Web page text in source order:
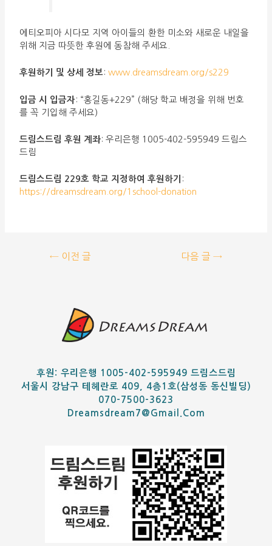
에티오피아 시다모 지역 아이들의 환한 미소와 새로운 내일을
위해 지금 따뜻한 후원에 동참해 주세요.
후원하기 및 상세 정보 :www.dreamsdream.org/s229
입금 시 입금자 : “홍길동+229” (해당 학교 배정을 위해 번호
를 꼭 기입해 주세요)
드림스드림 후원 계좌: 우리은행 1005-402-595949 드림스
드림
드림스드림 229호 학교 지정하여 후원하기 :
https://dreamsdream.org/1school-donation
←이전 글 다음 글→
후원: 우리은행 1005-402-595949 드림스드림
서울시 강남구 테헤란로 409, 4층1호(삼성동 동신빌딩)
070-7500-3623
Dreamsdream7@gmail.com